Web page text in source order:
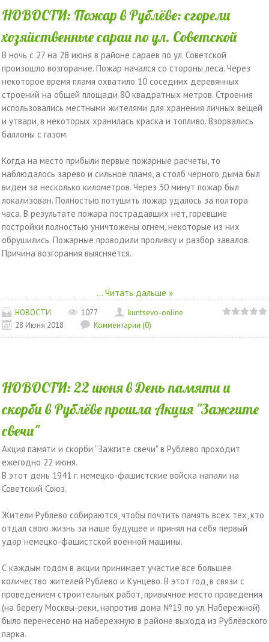
НОВОСТИ: Пожар в Рублёве: сгорели
хозяйственные сараи по ул. Советской
В ночь с 27 на 28 июня в районе сараев по ул. Советской
произошло возгорание. Пожар начался со стороны леса. Через
некоторое время пламя охватило 10 соседних деревянных
строений на общей площади 80 квадратных метров. Строения
использовались местными жителями для хранения личных вещей
и утвари, в некоторых хранилась краска и топливо. Взорвались
баллоны с газом.
Когда на место прибыли первые пожарные расчеты, то
наблюдалось зарево и сильное пламя, а столб черного дыма был
виден за несколько километров. Через 30 минут пожар был
локализован. Полностью потушить пожар удалось за полтора
часа. В результате пожара пострадавших нет, горевшие
постройки полностью уничтожены огнем, некоторые из них
обрушились. Пожарные проводили проливку и разбор завалов.
Причина возгорания выясняется.
... Читать дальше »
НОВОСТИ 1077
kuntsevo-online
28 Июня 2018
Комментарии (0)
НОВОСТИ: 22 июня в День памяти и
скорби в Рублёве прошла Акция "Зажгите
свечи"
Акция памяти и скорби "Зажгите свечи" в Рублево проходит
ежегодно 22 июня.
В этот день 1941 г. немецко-фашистские войска напали на
Советский Союз.
Жители Рублево собираются, чтобы почтить память всех тех, кто
отдал свою жизнь за наше будущее и принял на себя первый
удар немецко-фашистской военной машины.
С каждым годом в акции принимает участие все большее
количество жителей Рублево и Кунцево. В этот год, в связи с
проведением строительных работ, привычное место проведения
(на берегу Москвы-реки, напротив дома №19 по ул. Набережной)
было перенесено на набережную в районе выхода из Рублёвского
парка.